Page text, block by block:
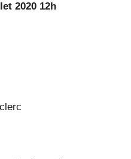
2020 12h